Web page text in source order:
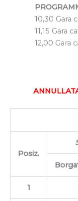
10,30 Gara
11,15 Gara
12,00 Gara
Posiz.
1